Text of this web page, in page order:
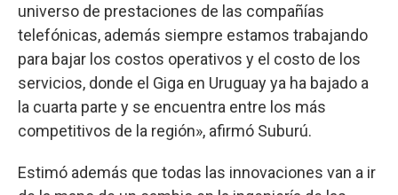
universo de prestaciones de las compañías
telefónicas, además siempre estamos trabajando
para bajar los costos operativos y el costo de los
servicios, donde el Giga en Uruguay ya ha bajado a
la cuarta parte y se encuentra entre los más
competitivos de la región», afirmó Suburú.
Estimó además que todas las innovaciones van a ir